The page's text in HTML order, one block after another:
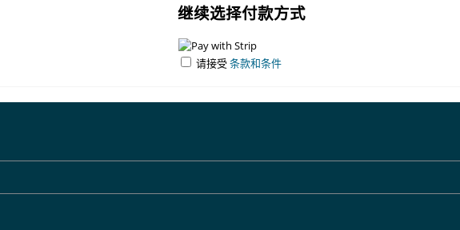
继续选择付款方式
请接受 条款和条件